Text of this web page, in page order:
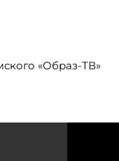
«Образ-ТВ»